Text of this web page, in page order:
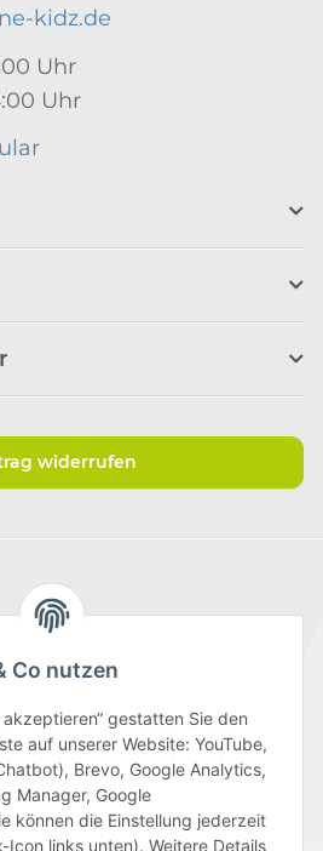
Co nutzen
gestatten Sie den
auf unserer Website: YouTube,
Brevo, Google Analytics,
Manager, Google
können die Einstellung jederzeit
links unten). Weitere Details
kidz.de
Uhr
Uhr
widerrufen